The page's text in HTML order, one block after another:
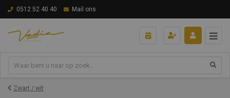
0512 52 40 40 Mail ons
Zwart / wit